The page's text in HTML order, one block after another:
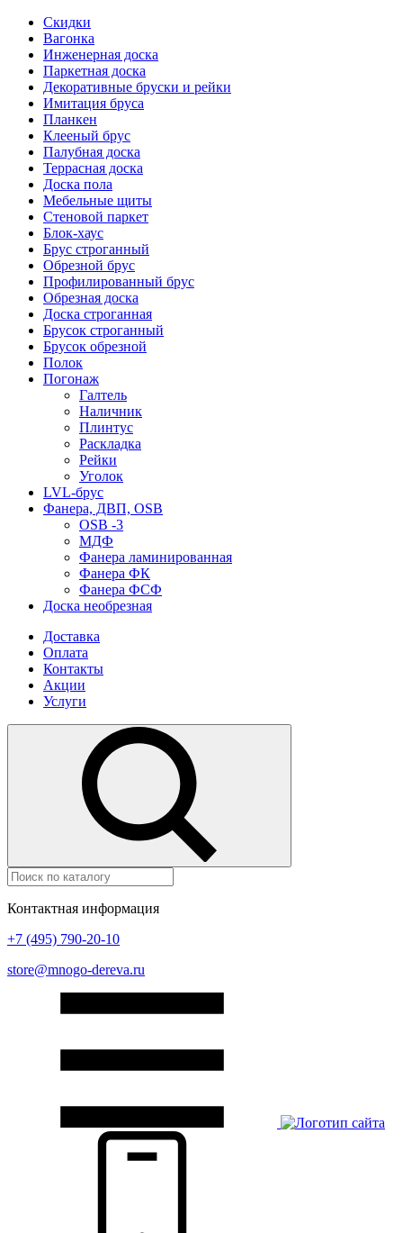
Скидки
Вагонка
Инженерная доска
Паркетная доска
Декоративные бруски и рейки
Имитация бруса
Планкен
Клееный брус
Палубная доска
Террасная доска
Доска пола
Мебельные щиты
Стеновой паркет
Блок-хаус
Брус строганный
Обрезной брус
Профилированный брус
Обрезная доска
Доска строганная
Брусок строганный
Брусок обрезной
Полок
Погонаж
Галтель
Наличник
Плинтус
Раскладка
Рейки
Уголок
LVL-брус
Фанера, ДВП, OSB
OSB -3
МДФ
Фанера ламинированная
Фанера ФК
Фанера ФСФ
Доска необрезная
Доставка
Оплата
Контакты
Акции
Услуги
Контактная информация
+7 (495) 790-20-10
store@mnogo-dereva.ru